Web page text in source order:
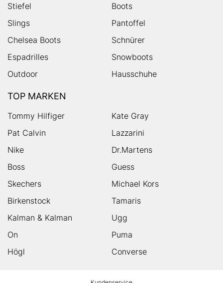
Stiefel
Boots
Slings
Pantoffel
Chelsea Boots
Schnürer
Espadrilles
Snowboots
Outdoor
Hausschuhe
TOP MARKEN
Tommy Hilfiger
Kate Gray
Pat Calvin
Lazzarini
Nike
Dr.Martens
Boss
Guess
Skechers
Michael Kors
Birkenstock
Tamaris
Kalman & Kalman
Ugg
On
Puma
Högl
Converse